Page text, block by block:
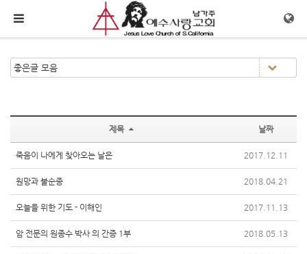
메뉴 건너뛰기
제목 날짜
죽음이 나에게 찾아오는 날은 2017.12.11
원망과 불순종 2018.04.21
오늘을 위한 기도 - 이해인 2017.11.13
암 전문의 원종수 박사 의 간증 1부 2018.05.13